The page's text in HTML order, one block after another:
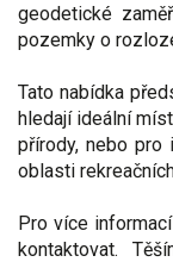
geodetické
pozemky o
Tato nabídka
hledají ideální
přírody, nebo
oblasti
Pro více
kontaktovat.